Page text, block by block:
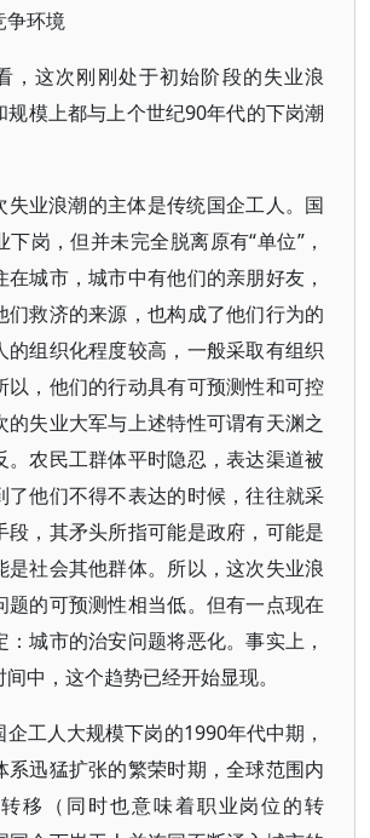
争环境
，这次刚刚处于初始阶段的失业浪
规模上都与上个世纪90年代的下岗潮
失业浪潮的主体是传统国企工人。国
岗，但并未完全脱离原有“单位”，
城市，城市中有他们的亲朋好友，
们救济的来源，也构成了他们行为的
的组织化程度较高，一般采取有组织
以，他们的行动具有可预测性和可控
的失业大军与上述特性可谓有天渊之
。农民工群体平时隐忍，表达渠道被
了他们不得不表达的时候，往往就采
段，其矛头所指可能是政府，可能是
是社会其他群体。所以，这次失业浪
题的可预测性相当低。但有一点现在
：城市的治安问题将恶化。事实上，
中，这个趋势已经开始显现。
工人大规模下岗的1990年代中期，
系迅猛扩张的繁荣时期，全球范围内
移（同时也意味着职业岗位的转